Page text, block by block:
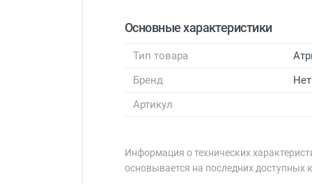
Основные характеристики
Тип товара
Бренд
Артикул
Информация о технических
основывается на последних доступных